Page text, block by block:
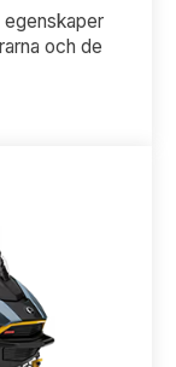
egenskaper
och de